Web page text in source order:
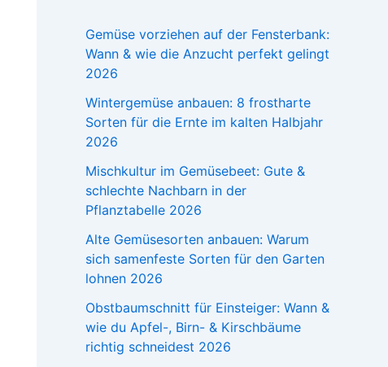
Gemüse vorziehen auf der Fensterbank:
Wann & wie die Anzucht perfekt gelingt
2026
Wintergemüse anbauen: 8 frostharte
Sorten für die Ernte im kalten Halbjahr
2026
Mischkultur im Gemüsebeet: Gute &
schlechte Nachbarn in der
Pflanztabelle 2026
Alte Gemüsesorten anbauen: Warum
sich samenfeste Sorten für den Garten
lohnen 2026
Obstbaumschnitt für Einsteiger: Wann &
wie du Apfel-, Birn- & Kirschbäume
richtig schneidest 2026